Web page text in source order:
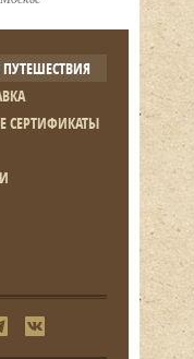
СЕРТИФИКАТЫ